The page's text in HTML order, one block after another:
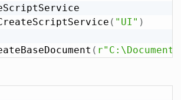
( "UI" )
(